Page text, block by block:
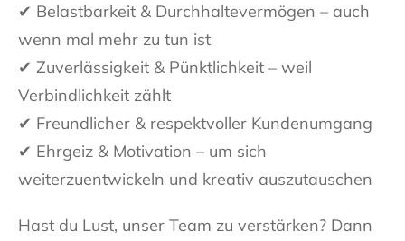
✔ Belastbarkeit & Durchhaltevermögen – auch
wenn mal mehr zu tun ist
✔ Zuverlässigkeit & Pünktlichkeit – weil
Verbindlichkeit zählt
✔ Freundlicher & respektvoller Kundenumgang
✔ Ehrgeiz & Motivation – um sich
weiterzuentwickeln und kreativ auszutauschen
Hast du Lust, unser Team zu verstärken? Dann